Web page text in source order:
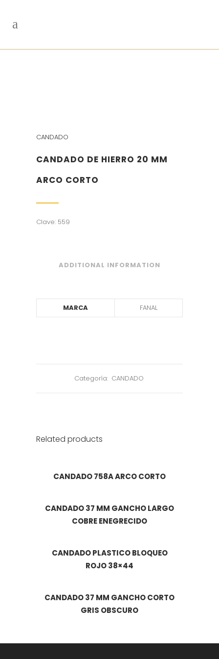
CANDADO
CANDADO DE HIERRO 20 MM
ARCO CORTO
Clave: 559
ADDITIONAL INFORMATION
MARCA FANAL
Categoría: CANDADO
Related products
CANDADO 758A ARCO CORTO
CANDADO 37 MM GANCHO LARGO
COBRE ENEGRECIDO
CANDADO PLASTICO BLOQUEO
ROJO 38×44
CANDADO 37 MM GANCHO CORTO
GRIS OBSCURO